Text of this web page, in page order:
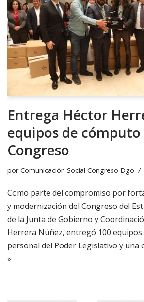
Entrega Héctor
equipos de cómputo
Congreso
porComunicación Social Congreso Dgo
Como parte del compromiso por
y modernización del Congreso del
de la Junta de Gobierno y
Herrera Núñez, entregó 100
personal del Poder Legislativo y una
»